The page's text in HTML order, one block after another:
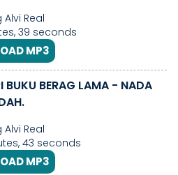
Alvi Real
39 seconds
MP3
BUKU BERAG LAMA - NADA
Alvi Real
43 seconds
MP3